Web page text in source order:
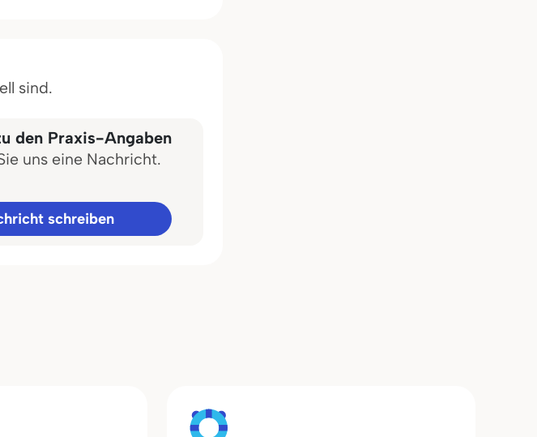
sind.
den Praxis-Angaben
uns eine Nachricht.
schreiben